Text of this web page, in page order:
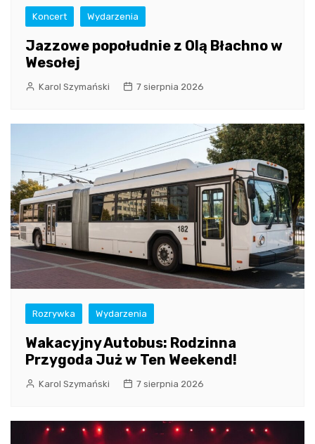
Koncert Wydarzenia
Jazzowe popołudnie z Olą Błachno w
Wesołej
Karol Szymański 7 sierpnia 2026
Rozrywka Wydarzenia
Wakacyjny Autobus: Rodzinna
Przygoda Już w Ten Weekend!
Karol Szymański 7 sierpnia 2026